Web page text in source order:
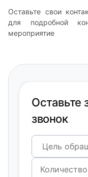
Оставьте свои
для подробной
мероприятие
Оставьте
звонок
Цель